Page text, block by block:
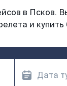
в Псков.
и